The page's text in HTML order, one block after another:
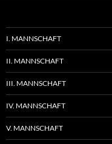
I. MANNSCHAFT
II. MANNSCHAFT
III. MANNSCHAFT
IV. MANNSCHAFT
V. MANNSCHAFT